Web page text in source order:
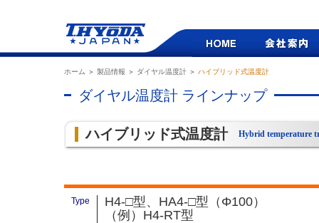
ホーム ＞ 製品情報 ＞ ダイヤル温度計 ＞ ハイブリッド式温度計
ダイヤル温度計 ラインナップ
ハイブリッド式温度計 Hybrid temperature
Type
H4-□型、HA4-□型（Φ100）
（例）H4-RT型